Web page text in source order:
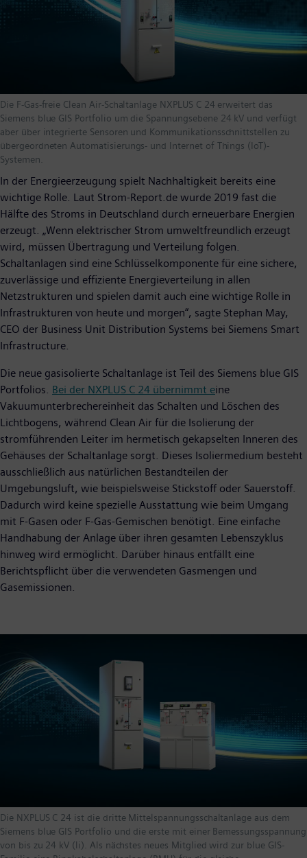
Die F-Gas-freie Clean Air-Schaltanlage NXPLUS C 24 erweitert das
Siemens blue GIS Portfolio um die Spannungsebene 24 kV und verfügt
aber über integrierte Sensoren und Kommunikationsschnittstellen zu
übergeordneten Automatisierungs- und Internet of Things (IoT)-
Systemen.
In der Energieerzeugung spielt Nachhaltigkeit bereits eine
wichtige Rolle. Laut Strom-Report.de wurde 2019 fast die
Hälfte des Stroms in Deutschland durch erneuerbare Energien
erzeugt. „Wenn elektrischer Strom umweltfreundlich erzeugt
wird, müssen Übertragung und Verteilung folgen.
Schaltanlagen sind eine Schlüsselkomponente für eine sichere,
zuverlässige und effiziente Energieverteilung in allen
Netzstrukturen und spielen damit auch eine wichtige Rolle in
Infrastrukturen von heute und morgen“, sagte Stephan May,
CEO der Business Unit Distribution Systems bei Siemens Smart
Infrastructure.
Die neue gasisolierte Schaltanlage ist Teil des Siemens blue GIS
Portfolios. Bei der NXPLUS C 24 übernimmt eine
Vakuumunterbrechereinheit das Schalten und Löschen des
Lichtbogens, während Clean Air für die Isolierung der
stromführenden Leiter im hermetisch gekapselten Inneren des
Gehäuses der Schaltanlage sorgt. Dieses Isoliermedium besteht
ausschließlich aus natürlichen Bestandteilen der
Umgebungsluft, wie beispielsweise Stickstoff oder Sauerstoff.
Dadurch wird keine spezielle Ausstattung wie beim Umgang
mit F-Gasen oder F-Gas-Gemischen benötigt. Eine einfache
Handhabung der Anlage über ihren gesamten Lebenszyklus
hinweg wird ermöglicht. Darüber hinaus entfällt eine
Berichtspflicht über die verwendeten Gasmengen und
Gasemissionen.
Die NXPLUS C 24 ist die dritte Mittelspannungsschaltanlage aus dem
Siemens blue GIS Portfolio und die erste mit einer Bemessungsspannung
von bis zu 24 kV (li). Als nächstes neues Mitglied wird zur blue GIS-